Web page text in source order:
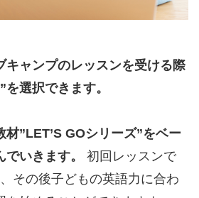
キャンプのレッスンを受ける際
選択できます。
”LET’S GOシリーズ”をベー
いきます。
初回レッスンで
その後子どもの英語力に合わ